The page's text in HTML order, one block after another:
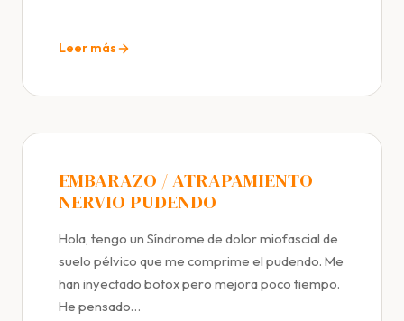
Leer más
EMBARAZO / ATRAPAMIENTO
NERVIO PUDENDO
Hola, tengo un Síndrome de dolor miofascial de
suelo pélvico que me comprime el pudendo. Me
han inyectado botox pero mejora poco tiempo.
He pensado…